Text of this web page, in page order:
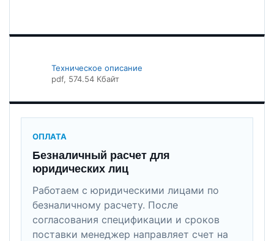
Техническое описание
pdf, 574.54 Кбайт
ОПЛАТА
Безналичный расчет для
юридических лиц
Работаем с юридическими лицами по
безналичному расчету. После
согласования спецификации и сроков
поставки менеджер направляет счет на